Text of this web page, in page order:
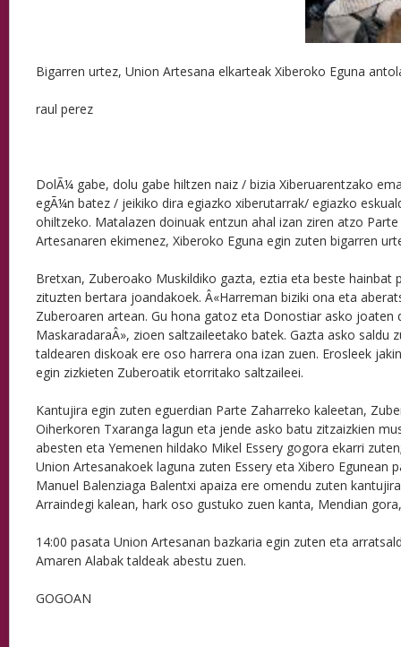
Bigarren urtez, Union Artesana elkarteak Xiberoko Eguna
raul perez
DolÃ¼ gabe, dolu gabe hiltzen naiz / bizia Xiberuarentzako
egÃ¼n batez / jeikiko dira egiazko xiberutarrak/ egiazko
ohiltzeko. Matalazen doinuak entzun ahal izan ziren atzo
Artesanaren ekimenez, Xiberoko Eguna egin zuten bigarren
Bretxan, Zuberoako Muskildiko gazta, eztia eta beste hainbat
zituzten bertara joandakoek. Â«Harreman biziki ona eta
Zuberoaren artean. Gu hona gatoz eta Donostiar asko joaten
MaskaradaraÂ», zioen saltzaileetako batek. Gazta asko saldu
taldearen diskoak ere oso harrera ona izan zuen. Erosleek
egin zizkieten Zuberoatik etorritako saltzaileei.
Kantujira egin zuten eguerdian Parte Zaharreko kaleetan,
Oiherkoren Txaranga lagun eta jende asko batu zitzaizkien
abesten eta Yemenen hildako Mikel Essery gogora ekarri
Union Artesanakoek laguna zuten Essery eta Xibero Egunean
Manuel Balenziaga Balentxi apaiza ere omendu zuten
Arraindegi kalean, hark oso gustuko zuen kanta, Mendian
14:00 pasata Union Artesanan bazkaria egin zuten eta
Amaren Alabak taldeak abestu zuen.
GOGOAN